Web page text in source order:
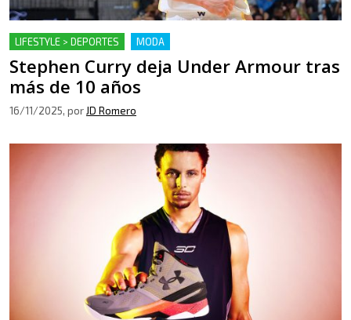
LIFESTYLE > DEPORTES MODA
Stephen Curry deja Under Armour tras
más de 10 años
16/11/2025, por JD Romero